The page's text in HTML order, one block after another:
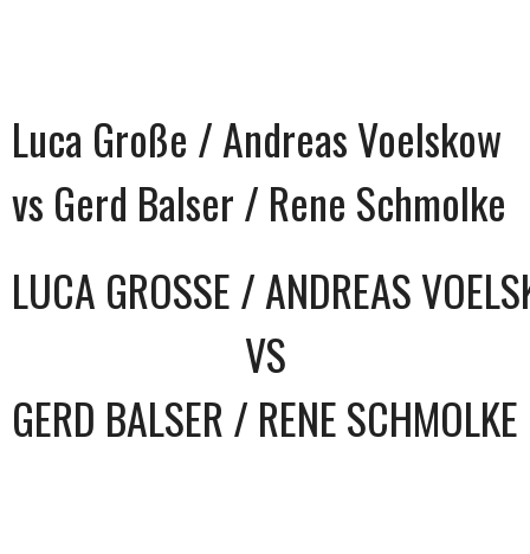
Luca Große / Andreas Voelskow
vs Gerd Balser / Rene Schmolke
LUCA GROSSE / ANDREAS
VS
GERD BALSER / RENE SCHMOLKE